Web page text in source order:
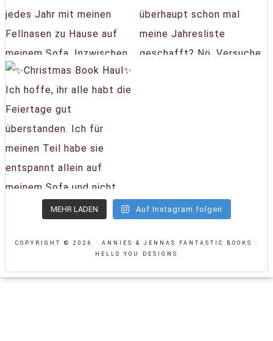
MEHR LADEN Auf Instagram folgen
COPYRIGHT © 2026 · ANNIES & JENNAS FANTASTIC BOOKS ·
HELLO YOU DESIGNS